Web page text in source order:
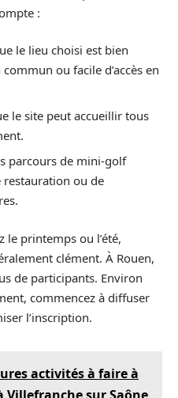
:
le lieu choisi est bien
ou facile d’accès en
le site peut accueillir tous
parcours de mini-golf
restauration ou de
le printemps ou l’été,
clément. À Rouen,
de participants. Environ
commencez à diffuser
l’inscription.
activités à faire à
Villefranche sur Saône